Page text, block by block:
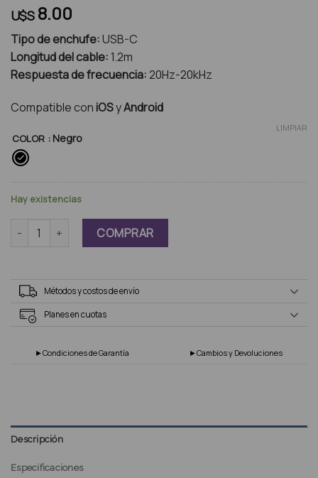
U$S 8.00
Tipo de enchufe:USB-C
Longitud del cable: 1.2m
Respuesta de frecuencia:20Hz-20kHz
Compatible coniOSyAndroid
COLOR : Negro
LIMPIAR
Hay existencias
Auriculares Havit E336C cantidad
COMPRAR
Métodos y costos de envío
Planes en cuotas
►Condiciones de Garantía ►Cambios y Devoluciones
Descripción
Especificaciones